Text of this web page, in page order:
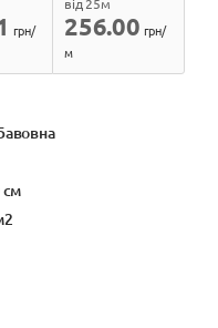
грн/
256.00 грн/
м
см